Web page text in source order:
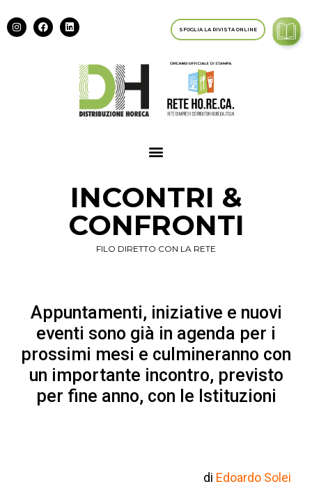
SFOGLIA LA RIVISTA ONLINE
INCONTRI &
CONFRONTI
FILO DIRETTO CON LA RETE
Appuntamenti, iniziative e nuovi
eventi sono già in agenda per i
prossimi mesi e culmineranno con
un importante incontro, previsto
per fine anno, con le Istituzioni
di Edoardo Solei